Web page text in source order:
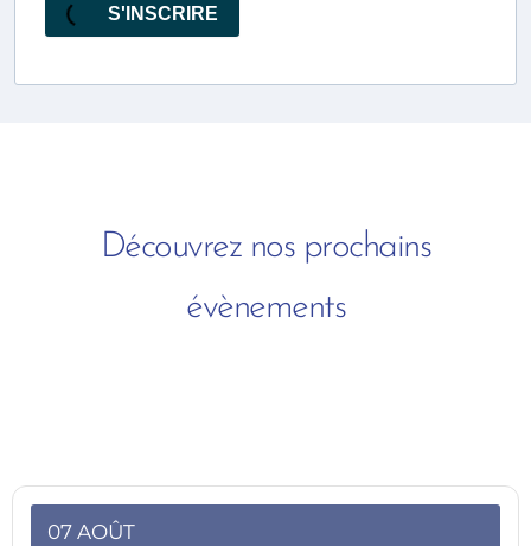
S'INSCRIRE
Découvrez nos prochains
évènements
07 AOÛT